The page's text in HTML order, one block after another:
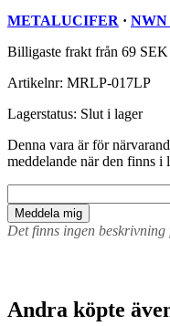
METALUCIFER · NWN
Billigaste frakt från 69 SEK
Artikelnr: MRLP-017LP
Lagerstatus: Slut i lager
Denna vara är för
meddelande när den finns i
Meddela mig
Det finns ingen
Andra köpte